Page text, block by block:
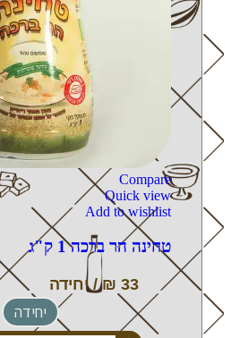
Compare
Quick view
Add to wishlist
טחינה הר ברכה 1 ק"ג
יחידה